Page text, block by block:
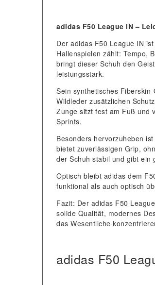
adidas F50 League IN –
Der adidas F50 League IN
Hallenspielen zählt: Tempo,
bringt dieser Schuh den
leistungsstark.
Sein synthetisches
Wildleder zusätzlichen
Zunge sitzt fest am Fuß und
Sprints.
Besonders hervorzuheben
bietet zuverlässigen Grip,
der Schuh stabil und gibt ein
Optisch bleibt adidas dem
funktional als auch optisch
Fazit: Der adidas F50
solide Qualität, modernes
das Wesentliche
adidas F50